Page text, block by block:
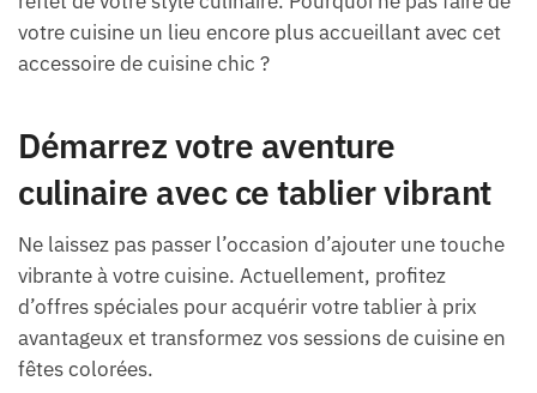
votre cuisine un lieu encore plus accueillant avec cet
accessoire de cuisine chic ?
Démarrez votre aventure
culinaire avec ce tablier vibrant
Ne laissez pas passer l’occasion d’ajouter une touche
vibrante à votre cuisine. Actuellement, profitez
d’offres spéciales pour acquérir votre tablier à prix
avantageux et transformez vos sessions de cuisine en
fêtes colorées.